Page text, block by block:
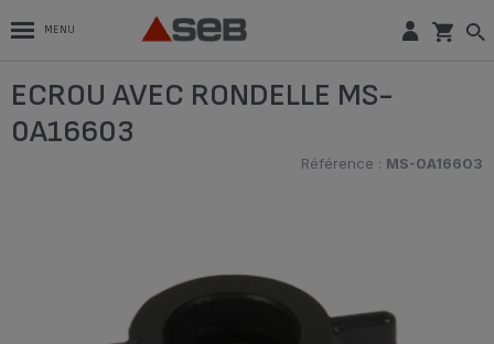
MENU
ECROU AVEC RONDELLE MS-
0A16603
Référence : MS-0A16603